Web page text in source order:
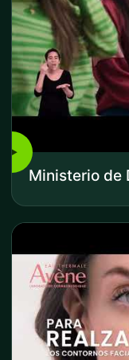
▶
Ministerio de